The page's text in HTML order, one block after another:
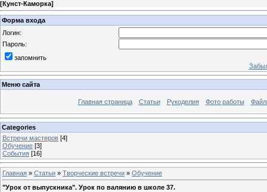
[Кунст-Каморка]
Форма входа
Логин:
Пароль:
запомнить
Меню сайта
Главная страница Статьи Рукоделия Фото работы
Categories
Встречи мастеров [4]
Обучение [3]
События [16]
Главная » Статьи » Творческие встречи » Обучение
"Урок от выпускника". Урок по валянию в школе 37.